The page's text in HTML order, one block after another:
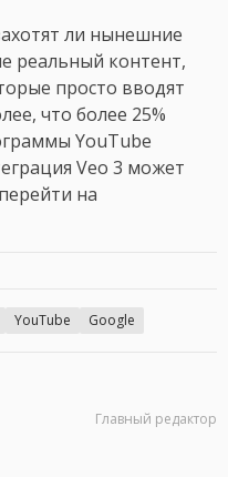
ли нынешние
реальный контент,
просто вводят
что более 25%
YouTube
Veo 3 может
на
YouTube Google
Главный редактор